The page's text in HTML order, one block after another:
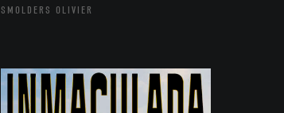
SMOLDERS OLIVIER